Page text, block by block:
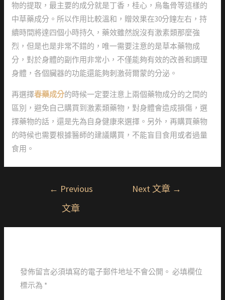
物的提取，最主要的成分就是丁香，桂心，烏龜骨等這樣的
中草藥成分。所以作用比較溫和，贈效果在30分鐘左右，持
續時間將達四個小時持久，藥效雖然說沒有激素類那麼強
烈，但是也是非常不錯的，唯一需要注意的是草本藥物成
分，對於身體的副作用非常小，不僅能夠有效的改善和調理
身體，各個臟器的功能還能夠刺激荷爾蒙的分泌。
再選擇春藥成分的時候一定要注意上兩個藥物成分的之間的
區別，避免自己購買到激素類藥物，對身體會造成損傷，選
擇藥物的話，還是先為自身健康來選擇。另外，再購買藥物
的時候也需要根據醫師的建議購買，不能盲目食用或者過量
食用。
← Previous
文章
Next 文章 →
發佈留言必須填寫的電子郵件地址不會公開。 必填欄位
標示為 *